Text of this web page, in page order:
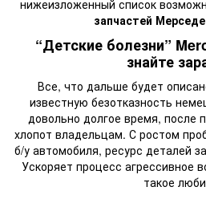
нижеизложенный список
запчастей
“Детские болезни”
знайте
Все, что дальше будет
известную безотказность
довольно долгое время, после
хлопот владельцам. С ростом
б/у автомобиля, ресурс деталей
Ускоряет процесс агрессивное
такое